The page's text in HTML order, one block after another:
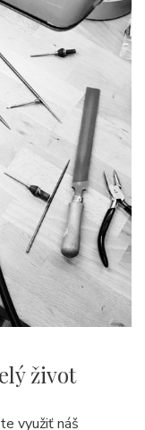
život
využiť náš